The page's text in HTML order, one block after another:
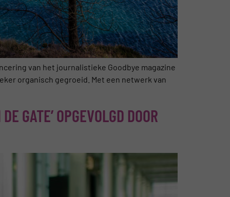
van het journalistieke Goodbye magazine
organisch gegroeid. Met een netwerk van
GATE’ OPGEVOLGD DOOR